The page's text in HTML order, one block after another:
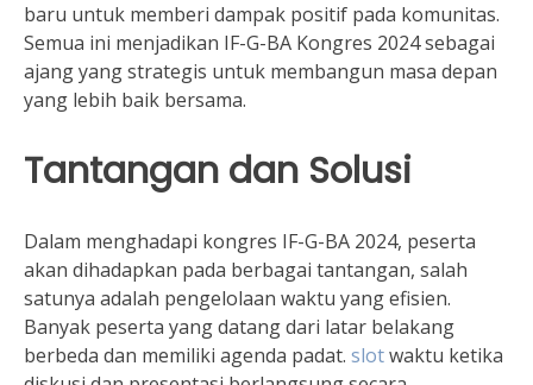
baru untuk memberi dampak positif pada komunitas.
Semua ini menjadikan IF-G-BA Kongres 2024 sebagai
ajang yang strategis untuk membangun masa depan
yang lebih baik bersama.
Tantangan dan Solusi
Dalam menghadapi kongres IF-G-BA 2024, peserta
akan dihadapkan pada berbagai tantangan, salah
satunya adalah pengelolaan waktu yang efisien.
Banyak peserta yang datang dari latar belakang
berbeda dan memiliki agenda padat. slotwaktu ketika